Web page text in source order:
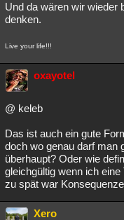
Und da wären wir wieder
denken.
Live your life!!!
oxayotel
@ keleb
Das ist auch ein gute
doch wo genau darf man
überhaupt? Oder wie
gleichgültig wenn ich
zu spät war
Xero